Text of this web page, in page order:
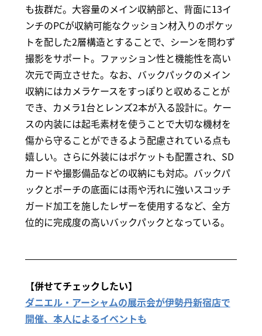
も抜群だ。大容量のメイン収納部と、背面に13イ
ンチのPCが収納可能なクッション材入りのポケッ
トを配した2層構造とすることで、シーンを問わず
撮影をサポート。ファッション性と機能性を高い
次元で両立させた。なお、バックパックのメイン
収納にはカメラケースをすっぽりと収めることが
でき、カメラ1台とレンズ2本が入る設計に。ケー
スの内装には起毛素材を使うことで大切な機材を
傷から守ることができるよう配慮されている点も
嬉しい。さらに外装にはポケットも配置され、SD
カードや撮影備品などの収納にも対応。バックパ
ックとポーチの底面には雨や汚れに強いスコッチ
ガード加工を施したレザーを使用するなど、全方
位的に完成度の高いバックパックとなっている。
【併せてチェックしたい】
ダニエル・アーシャムの展示会が伊勢丹新宿店で
開催、本人によるイベントも